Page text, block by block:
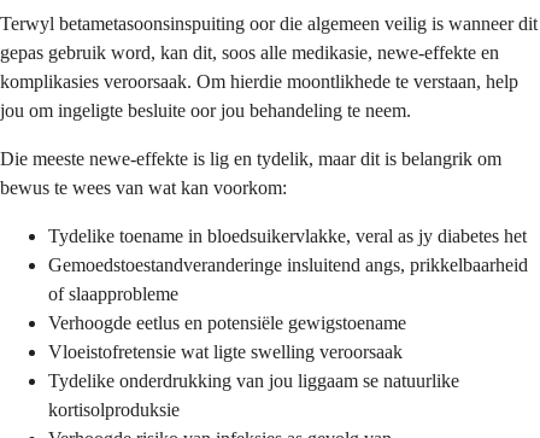
Terwyl betametasoonsinspuiting oor die algemeen veilig is wanneer dit
gepas gebruik word, kan dit, soos alle medikasie, newe-effekte en
komplikasies veroorsaak. Om hierdie moontlikhede te verstaan, help
jou om ingeligte besluite oor jou behandeling te neem.
Die meeste newe-effekte is lig en tydelik, maar dit is belangrik om
bewus te wees van wat kan voorkom:
Tydelike toename in bloedsuikervlakke, veral as jy diabetes het
Gemoedstoestandveranderinge insluitend angs, prikkelbaarheid
of slaapprobleme
Verhoogde eetlus en potensiële gewigstoename
Vloeistofretensie wat ligte swelling veroorsaak
Tydelike onderdrukking van jou liggaam se natuurlike
kortisolproduksie